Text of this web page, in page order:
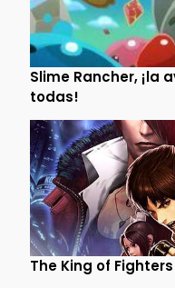
Slime Rancher, ¡la
todas!
The King of Fighters